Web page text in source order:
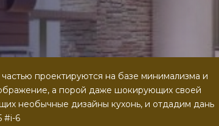
проектируются на базе минимализма и
а порой даже шокирующих своей
необычные дизайны кухонь, и отдадим дань
#i-6